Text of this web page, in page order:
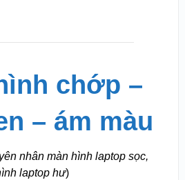
chớp –
– ám màu
nhân màn hình laptop sọc,
laptop hư)